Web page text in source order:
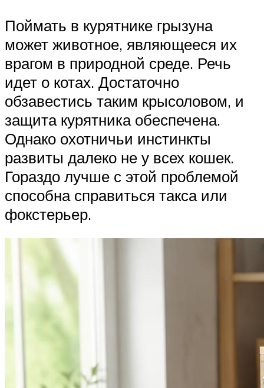
Поймать в курятнике грызуна
может животное, являющееся их
врагом в природной среде. Речь
идет о котах. Достаточно
обзавестись таким крысоловом, и
защита курятника обеспечена.
Однако охотничьи инстинкты
развиты далеко не у всех кошек.
Гораздо лучше с этой проблемой
способна справиться такса или
фокстерьер.